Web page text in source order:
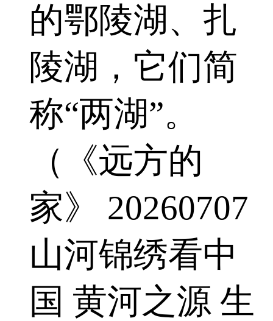
的鄂陵湖、扎
陵湖，它们简
称“两湖”。
（《远方的
家》 20260707
山河锦绣看中
国 黄河之源 生